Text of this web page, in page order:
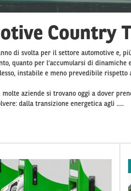
Country
di svolta per il settore automotive e,
quanto per l’accumularsi di
instabile e meno prevedibile rispetto
molte aziende si trovano oggi a dover
dalla transizione energetica agli .....